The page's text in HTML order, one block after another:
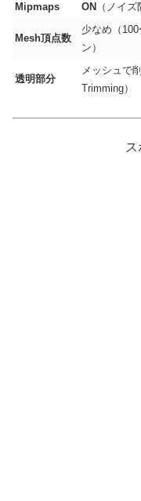
Mipmaps
ON （ノイズ
Mesh頂点数
少なめ（
ン）
透明部分
メッシュで
Trimming）